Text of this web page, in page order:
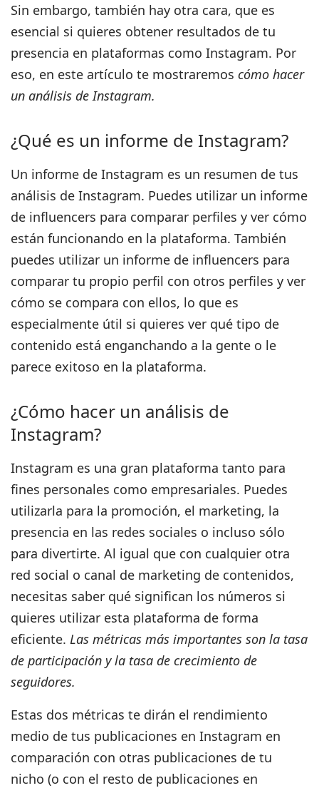
Sin embargo, también hay otra cara, que es
esencial si quieres obtener resultados de tu
presencia en plataformas como Instagram. Por
eso, en este artículo te mostraremos cómo hacer
un análisis de Instagram.
¿Qué es un informe de Instagram?
Un informe de Instagram es un resumen de tus
análisis de Instagram. Puedes utilizar un informe
de influencers para comparar perfiles y ver cómo
están funcionando en la plataforma. También
puedes utilizar un informe de influencers para
comparar tu propio perfil con otros perfiles y ver
cómo se compara con ellos, lo que es
especialmente útil si quieres ver qué tipo de
contenido está enganchando a la gente o le
parece exitoso en la plataforma.
¿Cómo hacer un análisis de
Instagram?
Instagram es una gran plataforma tanto para
fines personales como empresariales. Puedes
utilizarla para la promoción, el marketing, la
presencia en las redes sociales o incluso sólo
para divertirte. Al igual que con cualquier otra
red social o canal de marketing de contenidos,
necesitas saber qué significan los números si
quieres utilizar esta plataforma de forma
eficiente. Las métricas más importantes son la tasa
de participación y la tasa de crecimiento de
seguidores.
Estas dos métricas te dirán el rendimiento
medio de tus publicaciones en Instagram en
comparación con otras publicaciones de tu
nicho (o con el resto de publicaciones en